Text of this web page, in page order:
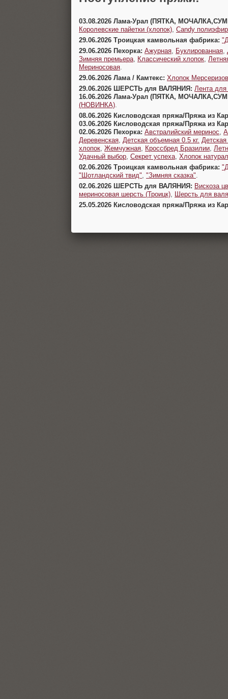
03.08.2026 Лама-Урал (ПЯТКА,
Королевские пайетки (хлопок) Candy
29.06.2026 Троицкая камвольная фабрика:
29.06.2026 Пехорка: Ажурная Буклированная
Зимняя премьера
Классический хлопок
Мериносовая
29.06.2026 Лама / Камтекс: Хлопок
29.06.2026 ШЕРСТЬ для ВАЛЯНИЯ: Лента для
16.06.2026 Лама-Урал (ПЯТКА,
(НОВИНКА)
08.06.2026 Кисловодская пряжа/Пряжа из
03.06.2026 Кисловодская пряжа/Пряжа из
02.06.2026 Пехорка: Австралийский меринос
Деревенская Детская объемная 0.5 кг.
хлопок Жемчужная Кроссбред Бразилии
Удачный выбор Секрет успеха Хлопок
02.06.2026 Троицкая камвольная фабрика:
"Шотландский твид" "Зимняя сказка"
02.06.2026 ШЕРСТЬ для ВАЛЯНИЯ: Вискоза
мериносовая шерсть (Троицк)
Шерсть для
25.05.2026 Кисловодская пряжа/Пряжа из